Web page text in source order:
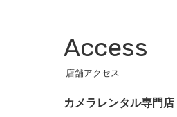
Access
店舗アクセス
カメラレンタル専門